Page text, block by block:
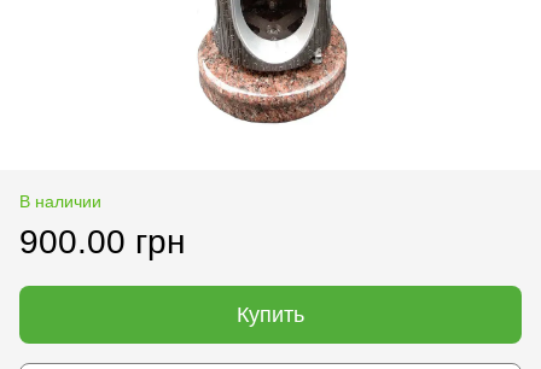
В наличии
900.00 грн
Купить